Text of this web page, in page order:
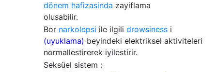
dönem hafizasinda zayiflama
olusabilir.
Bor narkolepsi ile ilgili drowsiness i
(uyuklama) beyindeki elektriksel aktiviteleri
normallestirerek iyilestirir.
Seksüel sistem :